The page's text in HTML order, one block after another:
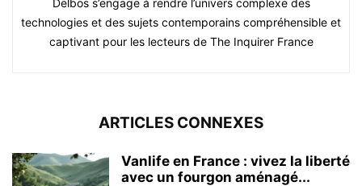
Delbos s’engage à rendre l’univers complexe des
technologies et des sujets contemporains compréhensible et
captivant pour les lecteurs de The Inquirer France
ARTICLES CONNEXES
Vanlife en France : vivez la liberté
avec un fourgon aménagé...